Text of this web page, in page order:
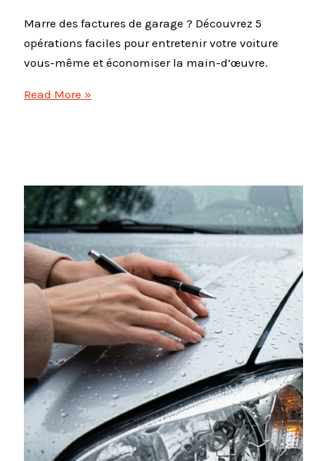
Marre des factures de garage ? Découvrez 5
opérations faciles pour entretenir votre voiture
vous-même et économiser la main-d’œuvre.
Entretien
opérations
à
faire
soi-
même
Read More »